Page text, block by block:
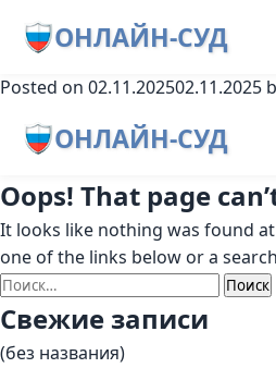
ОНЛАЙН-СУД
Posted on 02.11.202502.11.2025